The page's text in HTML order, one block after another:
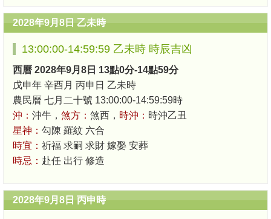
2028年9月8日 乙未時
13:00:00-14:59:59 乙未時 時辰吉凶
西曆 2028年9月8日 13點0分-14點59分
戊申年 辛酉月 丙申日 乙未時
農民曆 七月二十號 13:00:00-14:59:59時
沖： 沖牛， 煞方： 煞西， 時沖： 時沖乙丑
星神： 勾陳 羅紋 六合
時宜： 祈福 求嗣 求財 嫁娶 安葬
時忌： 赴任 出行 修造
2028年9月8日 丙申時